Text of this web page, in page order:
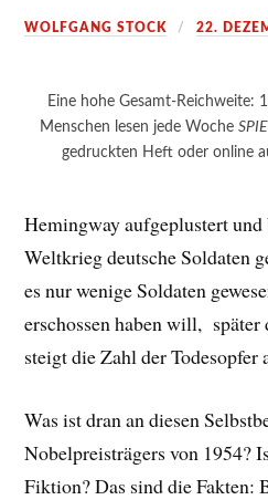
WOLFGANG STOCK 22.
Eine hohe Gesamt-Reichweite:
Menschen lesen jede Woche
gedruckten Heft oder online
Hemingway aufgeplustert
Weltkrieg deutsche Soldaten
es nur wenige Soldaten
erschossen haben will,
steigt die Zahl der Todesopfer
Was ist dran an diesen
Nobelpreisträgers von 1954?
Fiktion? Das sind die Fakten: